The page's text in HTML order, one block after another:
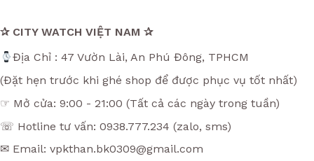
✰ CITY WATCH VIỆT NAM ✰
Địa Chỉ : 47 Vườn Lài, An Phú Đông, TPHCM
(Đặt hẹn trước khi ghé shop để được phục vụ tốt nhất)
☞ Mở cửa: 9:00 - 21:00 (Tất cả các ngày trong tuần)
☏ Hotline tư vấn: 0938.777.234 (zalo, sms)
✉ Email: vpkthan.bk0309@gmail.com